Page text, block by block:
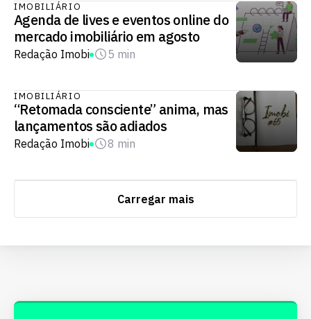
IMOBILIÁRIO
Agenda de lives e eventos online do
mercado imobiliário em agosto
Redação Imobi 5 min
IMOBILIÁRIO
“Retomada consciente” anima, mas
lançamentos são adiados
Redação Imobi 8 min
Carregar mais